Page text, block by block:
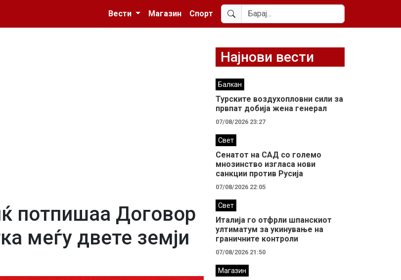
Вести
Магазин Спорт
потпишаа Договор
меѓу двете земји
Најнови вести
Балкан
Турските воздухопловни сили за
првпат добија жена генерал
07/08/2026 23:27
Свет
Сенатот на САД со големо
мнозинство изгласа нови
санкции против Русија
07/08/2026 22:05
Свет
Италија го отфрли шпанскиот
ултиматум за укинување на
граничните контроли
07/08/2026 21:50
Магазин